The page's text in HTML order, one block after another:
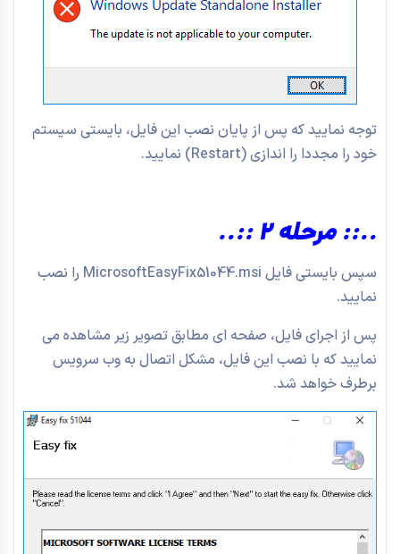
توجه نمایید که پس از پایان نصب این فایل، بایستی سیستم
خود را مجددا را اندازی (Restart) نمایید.
..:: مرحله 2 ::..
سپس بایستی فایل MicrosoftEasyFix51044.msi را نصب
نمایید.
پس از اجرای فایل، صفحه ای مطابق تصویر زیر مشاهده می
نمایید که با نصب این فایل، مشکل اتصال به وب سرویس
برطرف خواهد شد.